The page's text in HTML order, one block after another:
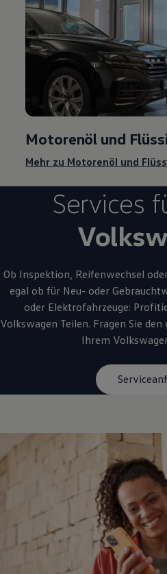
Motorenöl und
Mehr zu Motorenöl und
Services
Ob Inspektion, Reifenwechsel
egal ob für Neu- oder
oder Elektrofahrzeuge:
Volkswagen Teilen. Fragen Sie
Ihrem